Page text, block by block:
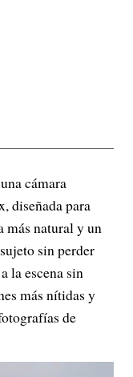
cámara
diseñada para
más natural y un
sin perder
la escena sin
más nítidas y
de